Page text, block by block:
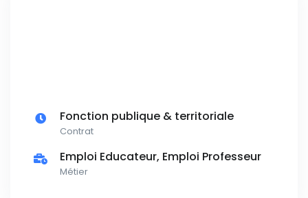
Fonction publique & territoriale
Contrat
Emploi Educateur, Emploi Professeur
Métier